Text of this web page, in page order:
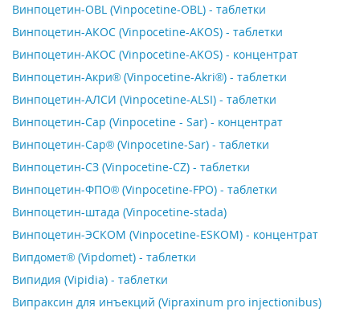
Винпоцетин-OBL (Vinpocetine-OBL) - таблетки
Винпоцетин-АКОС (Vinpocetine-AKOS) - таблетки
Винпоцетин-АКОС (Vinpocetine-AKOS) - концентрат
Винпоцетин-Акри® (Vinpocetine-Akri®) - таблетки
Винпоцетин-АЛСИ (Vinpocetine-ALSI) - таблетки
Винпоцетин-Сар (Vinpocetine - Sar) - концентрат
Винпоцетин-Сар® (Vinpocetine-Sar) - таблетки
Винпоцетин-СЗ (Vinpocetine-СZ) - таблетки
Винпоцетин-ФПО® (Vinpocetine-FPO) - таблетки
Винпоцетин-штада (Vinpocetine-stada)
Винпоцетин-ЭСКОМ (Vinpocetine-ESKOM) - концентрат
Випдомет® (Vipdomet) - таблетки
Випидия (Vipidia) - таблетки
Випраксин для инъекций (Vipraxinum рro injectionibus)